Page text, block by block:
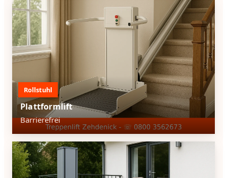
Rollstuhl
Plattformlift
Barrierefrei